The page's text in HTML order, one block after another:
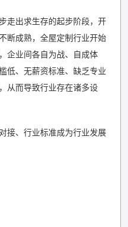
走出求生存的起步阶段，开
断成熟，全屋定制行业开始
企业间各自为战、自成体
低、无薪资标准、缺乏专业
从而导致行业存在诸多设
接、行业标准成为行业发展